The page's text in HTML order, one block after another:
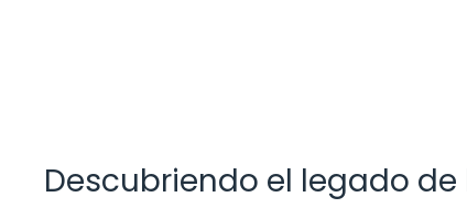
Descubriendo el legado